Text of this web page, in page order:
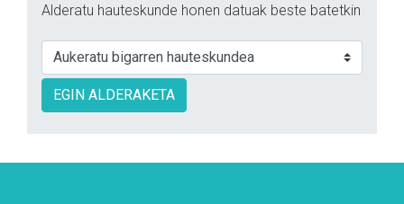
Alderatu hauteskunde honen datuak beste batetkin
EGIN ALDERAKETA